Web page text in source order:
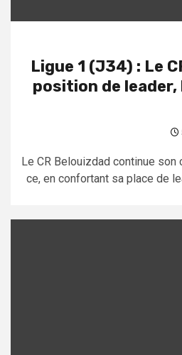
Ligue 1 (J34) : Le
position de leader,
Le CR Belouizdad continue
ce, en confortant sa place de